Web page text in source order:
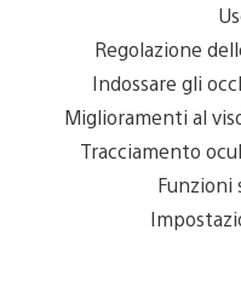
Regolazione
Indossare gli
Miglioramenti al
Tracciamento
Funzioni